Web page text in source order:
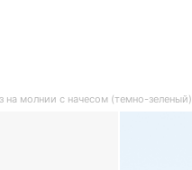
на молнии с начесом (темно-зеленый)